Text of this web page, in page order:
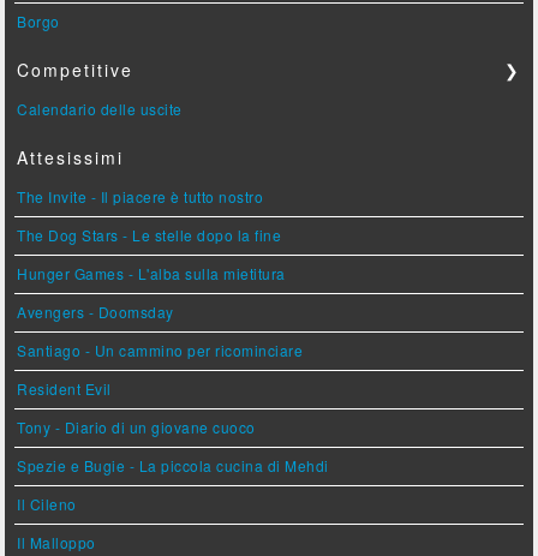
Borgo
Competitive ❯
Calendario delle uscite
Attesissimi
The Invite - Il piacere è tutto nostro
The Dog Stars - Le stelle dopo la fine
Hunger Games - L'alba sulla mietitura
Avengers - Doomsday
Santiago - Un cammino per ricominciare
Resident Evil
Tony - Diario di un giovane cuoco
Spezie e Bugie - La piccola cucina di Mehdi
Il Cileno
Il Malloppo